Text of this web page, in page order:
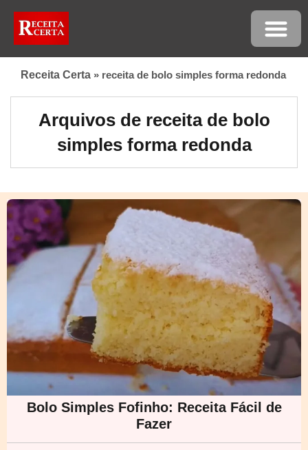
Receita Certa » receita de bolo simples forma redonda
Arquivos de receita de bolo
simples forma redonda
Bolo Simples Fofinho: Receita Fácil de
Fazer